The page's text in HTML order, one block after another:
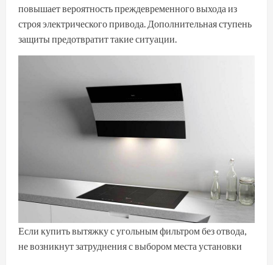
повышает вероятность преждевременного выхода из
строя электрического привода. Дополнительная ступень
защиты предотвратит такие ситуации.
Если купить вытяжку с угольным фильтром без отвода,
не возникнут затруднения с выбором места установки